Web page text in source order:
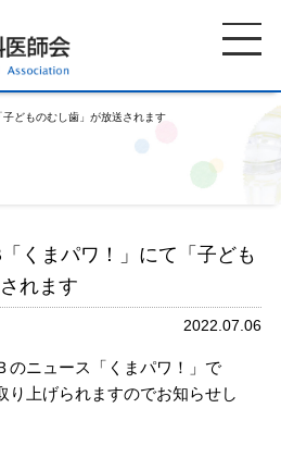
どものむし歯」が放送されます
くまパワ！」にて「子ども
れます
2022.07.06
のニュース「くまパワ！」で
り上げられますのでお知らせし
歯科医師会について
休日当番医
歯の豆知識
口腔保健センター